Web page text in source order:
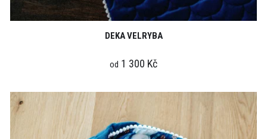
DEKA VELRYBA
od 1 300 Kč